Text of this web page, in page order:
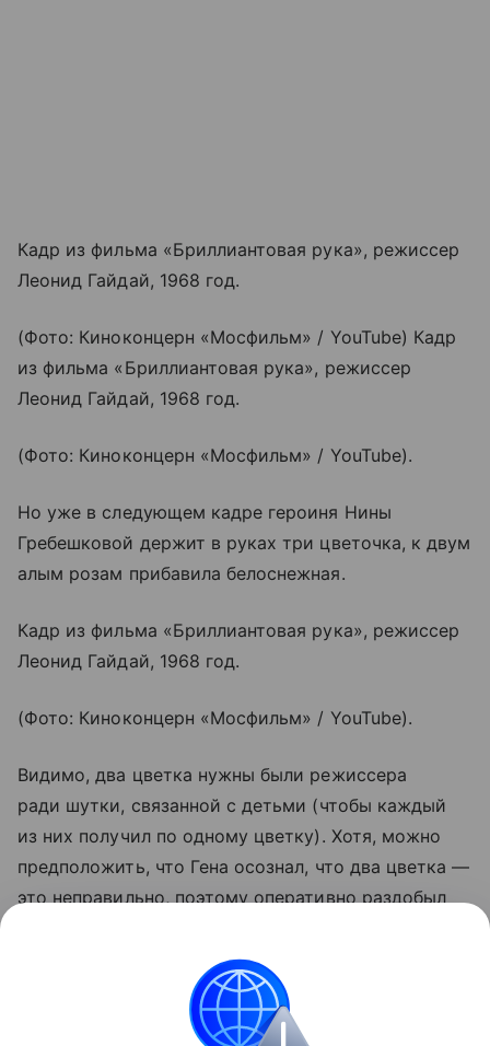
Кадр из фильма «Бриллиантовая рука», режиссер
Леонид Гайдай, 1968 год.
(Фото: Киноконцерн «Мосфильм» / YouTube) Кадр
из фильма «Бриллиантовая рука», режиссер
Леонид Гайдай, 1968 год.
(Фото: Киноконцерн «Мосфильм» / YouTube).
Но уже в следующем кадре героиня Нины
Гребешковой держит в руках три цветочка, к двум
алым розам прибавила белоснежная.
Кадр из фильма «Бриллиантовая рука», режиссер
Леонид Гайдай, 1968 год.
(Фото: Киноконцерн «Мосфильм» / YouTube).
Видимо, два цветка нужны были режиссера
ради шутки, связанной с детьми (чтобы каждый
из них получил по одному цветку). Хотя, можно
предположить, что Гена осознал, что два цветка —
это неправильно, поэтому оперативно раздобыл
решать зрителю, а комедия от такого нюанса
приобрела лишь дополнительную «изюминку».